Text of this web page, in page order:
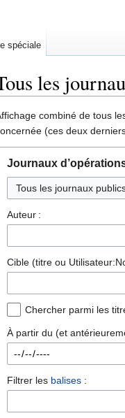
les
navigation
recherche
combiné de tous
(ces deux
Journaux
Auteur :
Cible (titre ou
Chercher parmi les
À partir du (et
Filtrer les balises :
spéciale